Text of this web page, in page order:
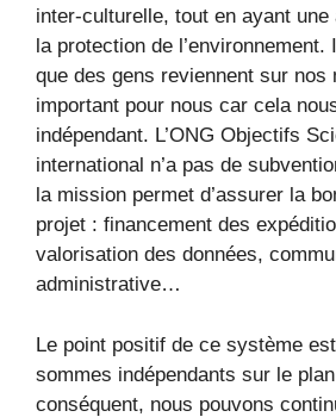
inter-culturelle, tout en ayant
la protection de l’environnement.
que des gens reviennent sur nos
important pour nous car cela
indépendant. L’ONG Objectifs
international n’a pas de
la mission permet d’assurer la
projet : financement des
valorisation des données,
administrative…
Le point positif de ce système
sommes indépendants sur le
conséquent, nous pouvons